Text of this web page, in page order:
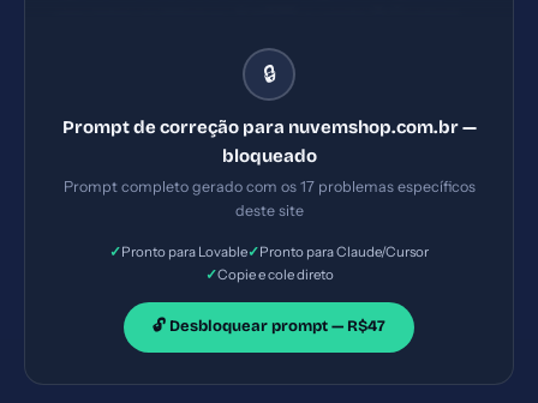
Security Policy ausente 3) X-Content-Type-
Options ausente 4) Permissions-Policy ausente.
os arquivos necessários e configurações de servidor.
Priorize as correções críticas primeiro.
🔒
Prompt de correção para nuvemshop.com.br —
bloqueado
Prompt completo gerado com os 17 problemas específicos
deste site
✓Pronto para Lovable✓Pronto para Claude/Cursor
✓Copie e cole direto
🔓 Desbloquear prompt — R$47